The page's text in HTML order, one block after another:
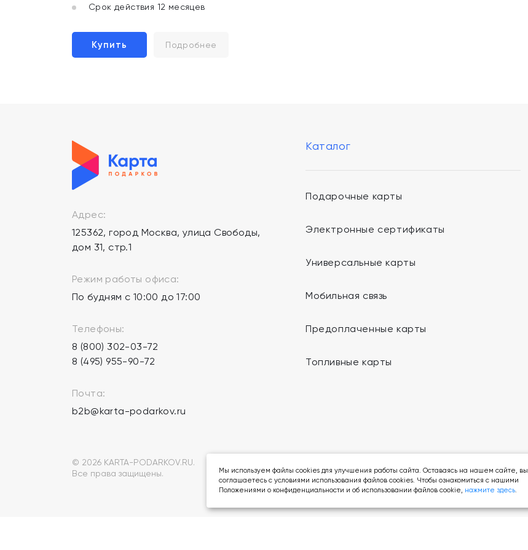
Срок действия 12 месяцев
Купить Подробнее
Адрес:
125362, город Москва, улица Свободы,
дом 31, стр.1
Режим работы офиса:
По будням с 10:00 до 17:00
Телефоны:
8 (800) 302-03-72
8 (495) 955-90-72
Почта:
b2b@karta-podarkov.ru
Каталог
Подарочные карты
Электронные сертификаты
Универсальные карты
Мобильная связь
Предоплаченные карты
Топливные карты
© 2026 KARTA-PODARKOV.RU.
Все права защищены.
Мы в социальных сетях:
Мы используем файлы cookies для улучшения работы сайта. Оставаясь на нашем сайте, вы
соглашаетесь с условиями использования файлов cookies. Чтобы ознакомиться с нашими
Положениями о конфиденциальности и об использовании файлов cookie, нажмите здесь.